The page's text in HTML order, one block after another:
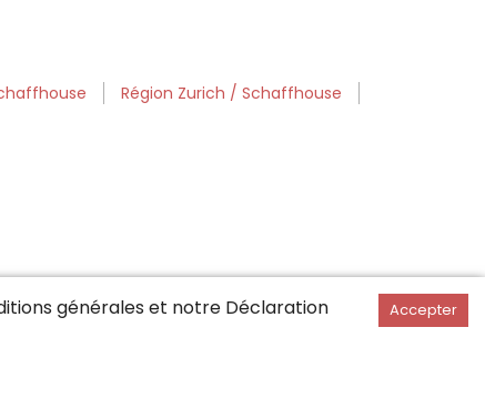
Région Zurich / Schaffhouse
générales et notre Déclaration
Accepter